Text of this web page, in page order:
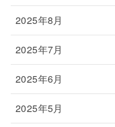
2025年8月
2025年7月
2025年6月
2025年5月